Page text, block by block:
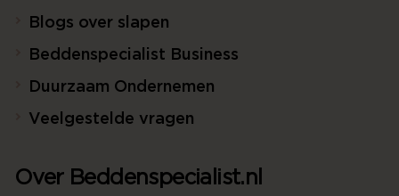
Blogs over slapen
Beddenspecialist Business
Duurzaam Ondernemen
Veelgestelde vragen
Over Beddenspecialist.nl